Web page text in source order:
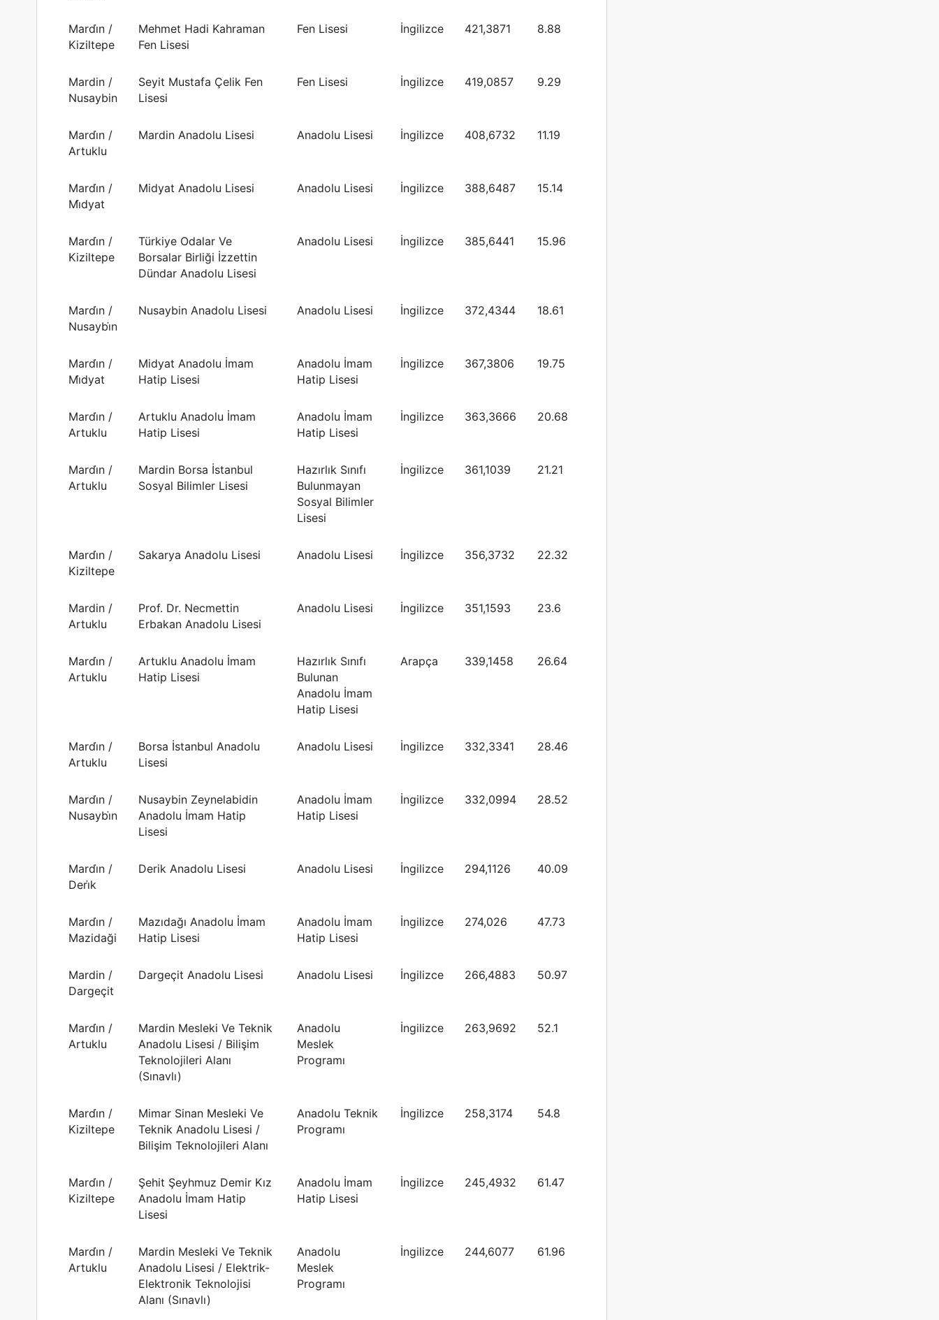
Mardi̇n /
Kiziltepe
Mehmet Hadi Kahraman
Fen Lisesi
Fen Lisesi İngilizce 421,3871 8.88
Mardin /
Nusaybin
Seyit Mustafa Çelik Fen
Lisesi
Fen Lisesi İngilizce 419,0857 9.29
Mardi̇n /
Artuklu
Mardin Anadolu Lisesi Anadolu Lisesi İngilizce 408,6732 11.19
Mardi̇n /
Mi̇dyat
Midyat Anadolu Lisesi Anadolu Lisesi İngilizce 388,6487 15.14
Mardi̇n /
Kiziltepe
Türkiye Odalar Ve
Borsalar Birliği İzzettin
Dündar Anadolu Lisesi
Anadolu Lisesi İngilizce 385,6441 15.96
Mardi̇n /
Nusaybi̇n
Nusaybin Anadolu Lisesi Anadolu Lisesi İngilizce 372,4344 18.61
Mardi̇n /
Mi̇dyat
Midyat Anadolu İmam
Hatip Lisesi
Anadolu İmam
Hatip Lisesi
İngilizce 367,3806 19.75
Mardi̇n /
Artuklu
Artuklu Anadolu İmam
Hatip Lisesi
Anadolu İmam
Hatip Lisesi
İngilizce 363,3666 20.68
Mardi̇n /
Artuklu
Mardin Borsa İstanbul
Sosyal Bilimler Lisesi
Hazırlık Sınıfı
Bulunmayan
Sosyal Bilimler
Lisesi
İngilizce 361,1039 21.21
Mardi̇n /
Kiziltepe
Sakarya Anadolu Lisesi Anadolu Lisesi İngilizce 356,3732 22.32
Mardin /
Artuklu
Prof. Dr. Necmettin
Erbakan Anadolu Lisesi
Anadolu Lisesi İngilizce 351,1593 23.6
Mardi̇n /
Artuklu
Artuklu Anadolu İmam
Hatip Lisesi
Hazırlık Sınıfı
Bulunan
Anadolu İmam
Hatip Lisesi
Arapça 339,1458 26.64
Mardi̇n /
Artuklu
Borsa İstanbul Anadolu
Lisesi
Anadolu Lisesi İngilizce 332,3341 28.46
Mardi̇n /
Nusaybi̇n
Nusaybin Zeynelabidin
Anadolu İmam Hatip
Lisesi
Anadolu İmam
Hatip Lisesi
İngilizce 332,0994 28.52
Mardi̇n /
Deri̇k
Derik Anadolu Lisesi Anadolu Lisesi İngilizce 294,1126 40.09
Mardi̇n /
Mazidaği
Mazıdağı Anadolu İmam
Hatip Lisesi
Anadolu İmam
Hatip Lisesi
İngilizce 274,026 47.73
Mardin /
Dargeçit
Dargeçit Anadolu Lisesi Anadolu Lisesi İngilizce 266,4883 50.97
Mardi̇n /
Artuklu
Mardin Mesleki Ve Teknik
Anadolu Lisesi / Bilişim
Teknolojileri Alanı
(Sınavlı)
Anadolu
Meslek
Programı
İngilizce 263,9692 52.1
Mardi̇n /
Kiziltepe
Mimar Sinan Mesleki Ve
Teknik Anadolu Lisesi /
Bilişim Teknolojileri Alanı
Anadolu Teknik
Programı
İngilizce 258,3174 54.8
Mardi̇n /
Kiziltepe
Şehit Şeyhmuz Demir Kız
Anadolu İmam Hatip
Lisesi
Anadolu İmam
Hatip Lisesi
İngilizce 245,4932 61.47
Mardi̇n /
Artuklu
Mardin Mesleki Ve Teknik
Anadolu Lisesi / Elektrik-
Elektronik Teknolojisi
Alanı (Sınavlı)
Anadolu
Meslek
Programı
İngilizce 244,6077 61.96